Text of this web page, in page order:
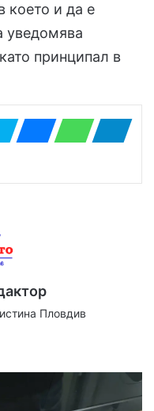
което и да е
уведомява
принципал в
Пловдив